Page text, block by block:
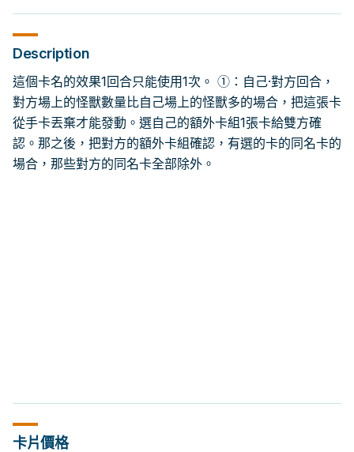
Description
這個卡名的效果1回合只能使用1次。 ①：自己·對方回合，
對方場上的怪獸數量比自己場上的怪獸多的場合，把這張卡
從手卡丟棄才能發動。選自己的額外卡組1張卡給雙方確
認。那之後，把對方的額外卡組確認，有選的卡的同名卡的
場合，那些對方的同名卡全部除外。
卡片價格